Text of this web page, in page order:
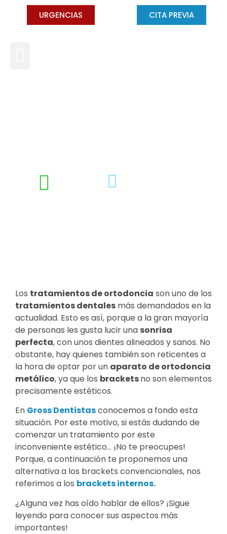
CITA PREVIA
URGENCIAS
Los tratamientos de ortodoncia son uno de los
tratamientos dentales más demandados en la
actualidad. Esto es así, porque a la gran mayoría
de personas les gusta lucir una sonrisa
perfecta, con unos dientes alineados y sanos. No
obstante, hay quienes también son reticentes a
la hora de optar por un aparato de ortodoncia
metálico, ya que los bracketsno son elementos
precisamente estéticos.
En Gross Dentistasconocemos a fondo esta
situación. Por este motivo, si estás dudando de
comenzar un tratamiento por este
inconveniente estético… ¡No te preocupes!
Porque, a continuación te proponemos una
alternativa a los brackets convencionales, nos
referimos a los brackets internos.
¿Alguna vez has oído hablar de ellos? ¡Sigue
leyendo para conocer sus aspectos más
importantes!